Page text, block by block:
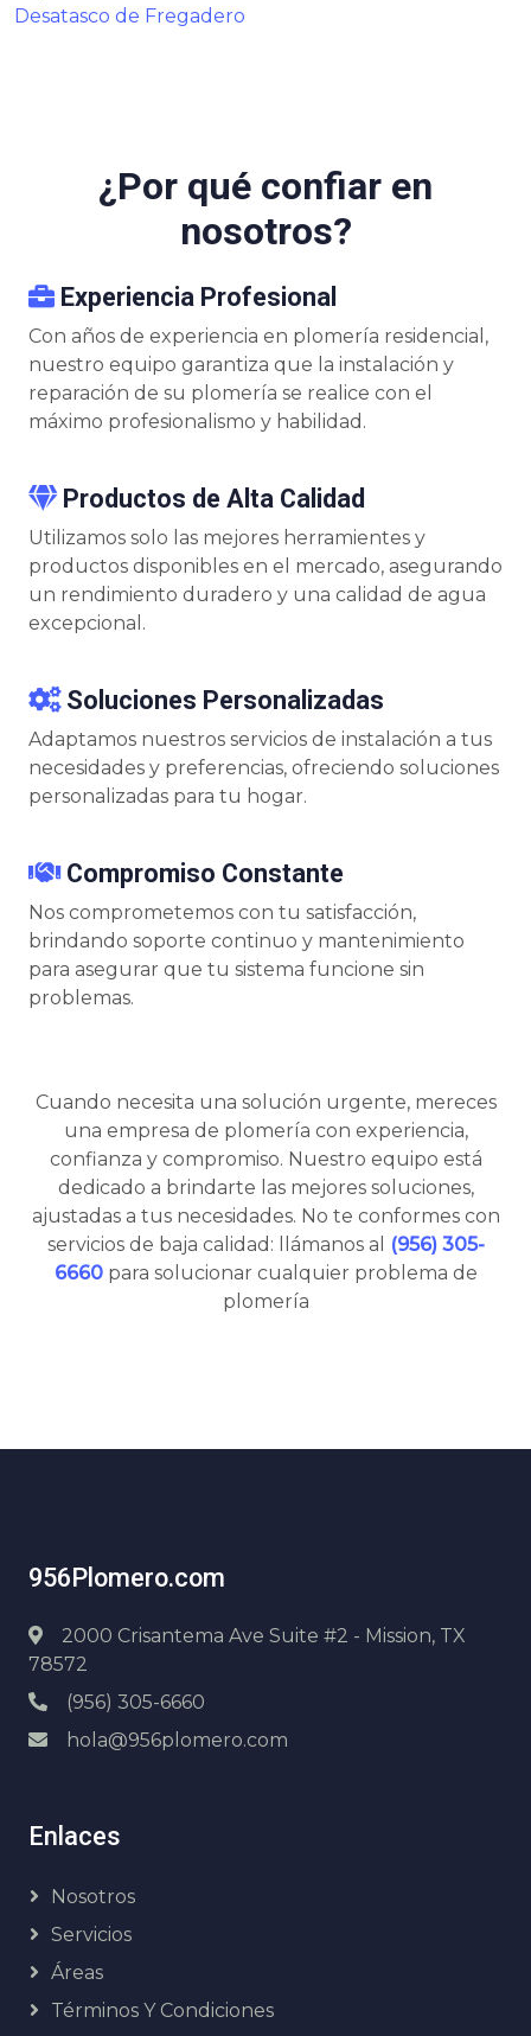
Desatasco de Fregadero
¿Por qué confiar en
nosotros?
Experiencia Profesional
Con años de experiencia en plomería residencial,
nuestro equipo garantiza que la instalación y
reparación de su plomería se realice con el
máximo profesionalismo y habilidad.
Productos de Alta Calidad
Utilizamos solo las mejores herramientes y
productos disponibles en el mercado, asegurando
un rendimiento duradero y una calidad de agua
excepcional.
Soluciones Personalizadas
Adaptamos nuestros servicios de instalación a tus
necesidades y preferencias, ofreciendo soluciones
personalizadas para tu hogar.
Compromiso Constante
Nos comprometemos con tu satisfacción,
brindando soporte continuo y mantenimiento
para asegurar que tu sistema funcione sin
problemas.
Cuando necesita una solución urgente, mereces
una empresa de plomería con experiencia,
confianza y compromiso. Nuestro equipo está
dedicado a brindarte las mejores soluciones,
ajustadas a tus necesidades. No te conformes con
servicios de baja calidad: llámanos al
(956) 305-
6660para solucionar cualquier problema de
plomería
956Plomero.com
2000 Crisantema Ave Suite #2 - Mission, TX
78572
(956) 305-6660
hola@956plomero.com
Enlaces
Nosotros
Servicios
Áreas
Términos Y Condiciones